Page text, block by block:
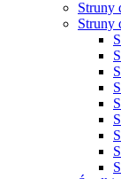
Struny
Struny